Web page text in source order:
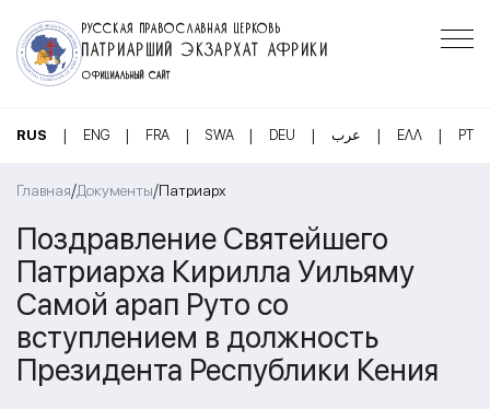
РУССКАЯ ПРАВОСЛАВНАЯ ЦЕРКОВЬ
ПАТРИАРШИЙ ЭКЗАРХАТ АФРИКИ
ОФИЦИАЛЬНЫЙ САЙТ
RUS | ENG | FRA | SWA | DEU | عرب | ΕΛΛ | PT
Главная/Документы/Патриарх
Поздравление Святейшего
Патриарха Кирилла Уильяму
Самой арап Руто со
вступлением в должность
Президента Республики Кения